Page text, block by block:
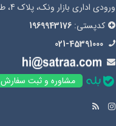
ورودی اداری بازار ونک، پلاک 4، طبقه 4، واحد 404
کدپستی: 1969943176
021-45391000
مشاوره و ثبت سفارش